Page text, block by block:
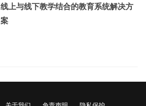
线上与线下教学结合的教育系统解决方
案